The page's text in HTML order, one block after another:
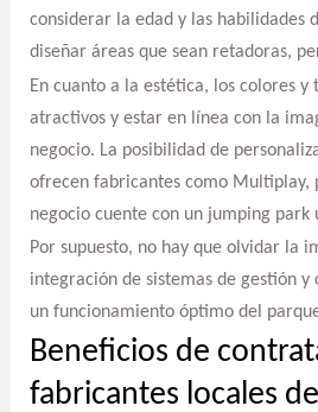
considerar la edad y las habilidades
diseñar áreas que sean retadoras,
En cuanto a la estética, los colores y
atractivos y estar en línea con la
negocio. La posibilidad de
ofrecen fabricantes como Multiplay,
negocio cuente con un jumping park
Por supuesto, no hay que olvidar la
integración de sistemas de gestión y
un funcionamiento óptimo del
Beneficios de
fabricantes locales